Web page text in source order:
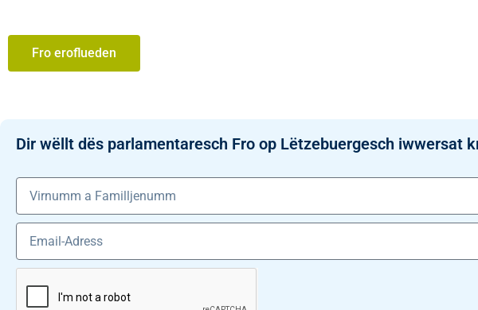
Fro eroflueden
Dir wëllt dës parlamentaresch Fro op Lëtzebuergesch iwwersat